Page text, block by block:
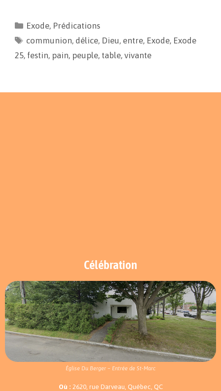
b
o
o
l
L
i
a
g
r
Exode, Prédications
communion, délice, Dieu, entre, Exode, Exode
25, festin, pain, peuple, table, vivante
Célébration
Église Du Berger – Entrée de St-Marc
Où : 2620, rue Darveau, Québec, QC